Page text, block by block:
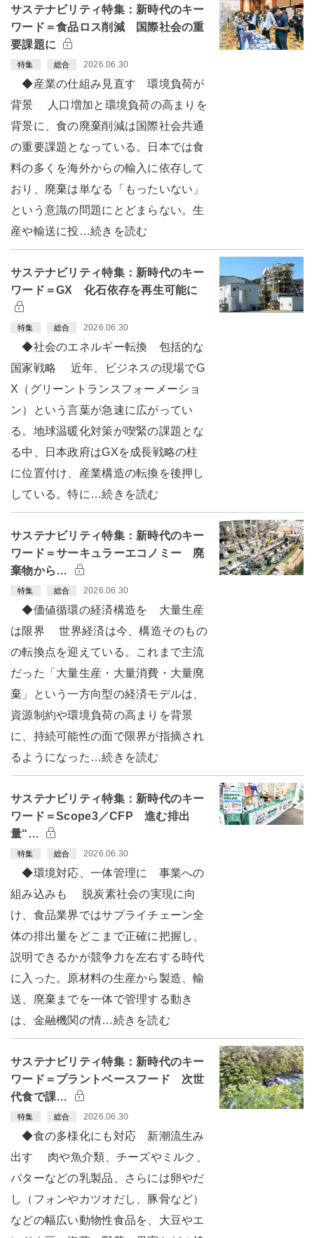
サステナビリティ特集：新時代のキー
ワード＝食品ロス削減 国際社会の重
要課題に
特集 総合 2026.06.30
◆産業の仕組み見直す 環境負荷が
背景 人口増加と環境負荷の高まりを
背景に、食の廃棄削減は国際社会共通
の重要課題となっている。日本では食
料の多くを海外からの輸入に依存して
おり、廃棄は単なる「もったいない」
という意識の問題にとどまらない。生
産や輸送に投…続きを読む
サステナビリティ特集：新時代のキー
ワード＝GX 化石依存を再生可能に
特集 総合 2026.06.30
◆社会のエネルギー転換 包括的な
国家戦略 近年、ビジネスの現場でG
X（グリーントランスフォーメーショ
ン）という言葉が急速に広がってい
る。地球温暖化対策が喫緊の課題とな
る中、日本政府はGXを成長戦略の柱
に位置付け、産業構造の転換を後押し
している。特に…続きを読む
サステナビリティ特集：新時代のキー
ワード＝サーキュラーエコノミー 廃
棄物から…
特集 総合 2026.06.30
◆価値循環の経済構造を 大量生産
は限界 世界経済は今、構造そのもの
の転換点を迎えている。これまで主流
だった「大量生産・大量消費・大量廃
棄」という一方向型の経済モデルは、
資源制約や環境負荷の高まりを背景
に、持続可能性の面で限界が指摘され
るようになった…続きを読む
サステナビリティ特集：新時代のキー
ワード＝Scope3／CFP 進む排出
量“…
特集 総合 2026.06.30
◆環境対応、一体管理に 事業への
組み込みも 脱炭素社会の実現に向
け、食品業界ではサプライチェーン全
体の排出量をどこまで正確に把握し、
説明できるかが競争力を左右する時代
に入った。原材料の生産から製造、輸
送、廃棄までを一体で管理する動き
は、金融機関の情…続きを読む
サステナビリティ特集：新時代のキー
ワード＝プラントベースフード 次世
代食で課…
特集 総合 2026.06.30
◆食の多様化にも対応 新潮流生み
出す 肉や魚介類、チーズやミルク、
バターなどの乳製品、さらには卵やだ
し（フォンやカツオだし、豚骨など）
などの幅広い動物性食品を、大豆やエ